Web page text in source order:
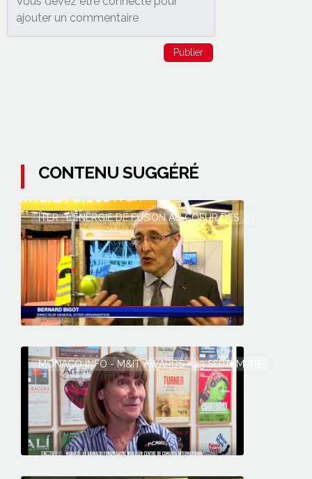
Publier
CONTENU SUGGÉRÉ
ITER : L'ÉNERGIE DE FUSION AU COEUR DES ...
MONACO INFO - M&IT AWARDS - 23 SEPTEMBRE